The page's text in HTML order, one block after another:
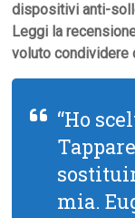
dispositivi anti-
Leggi la
voluto condividere
“Ho
mia.